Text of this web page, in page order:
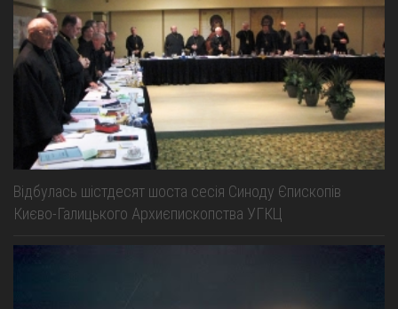
Відбулась шістдесят шоста сесія Синоду Єпископів
Києво-Галицького Архиєпископства УГКЦ